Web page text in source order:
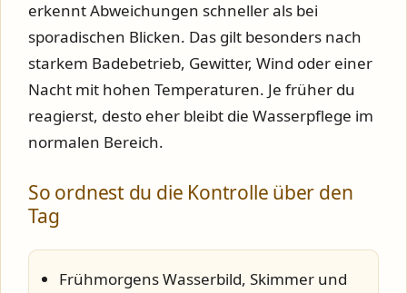
erkennt Abweichungen schneller als bei
sporadischen Blicken. Das gilt besonders nach
starkem Badebetrieb, Gewitter, Wind oder einer
Nacht mit hohen Temperaturen. Je früher du
reagierst, desto eher bleibt die Wasserpflege im
normalen Bereich.
So ordnest du die Kontrolle über den
Tag
Frühmorgens Wasserbild, Skimmer und